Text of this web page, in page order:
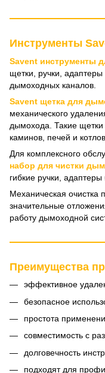
Инструменты
Savent инструменты
щетки, ручки,
дымоходных каналов.
Savent щетка для
механического
дымохода. Такие щетки
каминов, печей и котлов.
Для комплексного
набор для чистки
гибкие ручки,
Механическая очистка
значительные
работу дымоходной
Преимущества
эффективное
безопасное
простота
совместимость с
долговечность
подходят для